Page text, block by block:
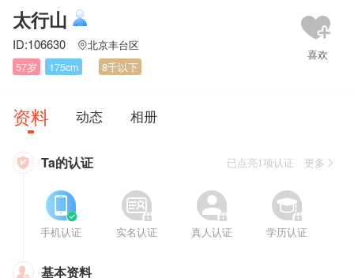
太行山
ID:106630 北京丰台区
57岁
175cm 8千以下
资料 动态 相册
 Ta的认证 已点亮1项认证 更多

手机认证


实名认证


真人认证


学历认证
 基本资料